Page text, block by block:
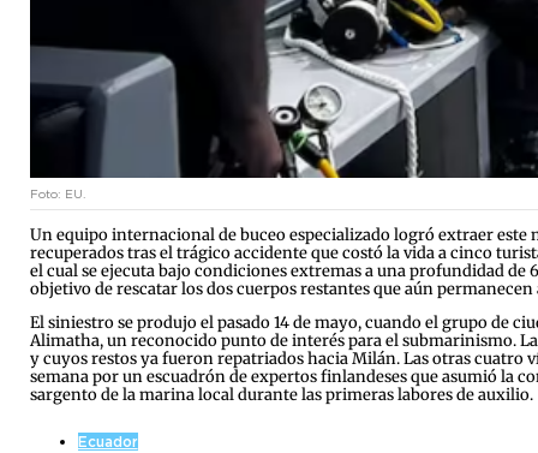
Foto: EU.
Un equipo internacional de buceo especializado logró extraer este
recuperados tras el trágico accidente que costó la vida a cinco
el cual se ejecuta bajo condiciones extremas a una profundidad
objetivo de rescatar los dos cuerpos restantes que aún
El siniestro se produjo el pasado 14 de mayo, cuando el grupo de
Alimatha, un reconocido punto de interés para el submarinismo.
y cuyos restos ya fueron repatriados hacia Milán. Las otras
semana por un escuadrón de expertos finlandeses que asumió la
sargento de la marina local durante las primeras labores de auxilio.
Ecuador